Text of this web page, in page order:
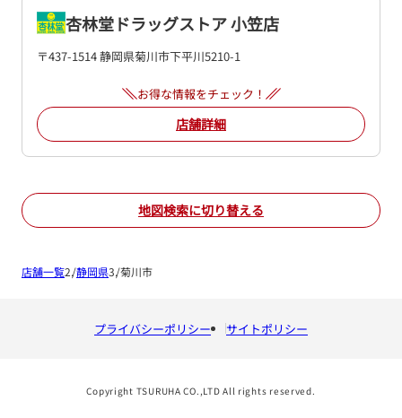
杏林堂ドラッグストア 小笠店
〒437-1514 静岡県菊川市下平川5210-1
お得な情報をチェック！
店舗詳細
地図検索に切り替える
店舗一覧 静岡県 菊川市
プライバシーポリシー サイトポリシー
Copyright TSURUHA CO.,LTD All rights reserved.